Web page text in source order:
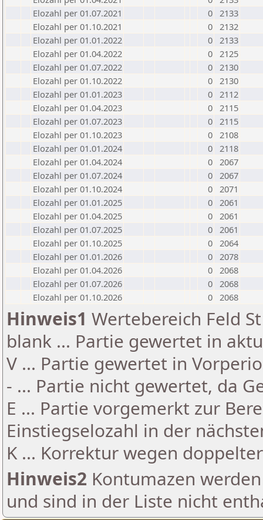
Elozahl per 01.07.2021
0 2133
Elozahl per 01.10.2021
0 2132
Elozahl per 01.01.2022
0 2133
Elozahl per 01.04.2022
0 2125
Elozahl per 01.07.2022
0 2130
Elozahl per 01.10.2022
0 2130
Elozahl per 01.01.2023
0 2112
Elozahl per 01.04.2023
0 2115
Elozahl per 01.07.2023
0 2115
Elozahl per 01.10.2023
0 2108
Elozahl per 01.01.2024
0 2118
Elozahl per 01.04.2024
0 2067
Elozahl per 01.07.2024
0 2067
Elozahl per 01.10.2024
0 2071
Elozahl per 01.01.2025
0 2061
Elozahl per 01.04.2025
0 2061
Elozahl per 01.07.2025
0 2061
Elozahl per 01.10.2025
0 2064
Elozahl per 01.01.2026
0 2078
Elozahl per 01.04.2026
0 2068
Elozahl per 01.07.2026
0 2068
Elozahl per 01.10.2026
0 2068
Hinweis1 Wertebereich Feld
blank ... Partie gewertet in
V ... Partie gewertet in
- ... Partie nicht gewertet, da
E ... Partie vorgemerkt zur
Einstiegselozahl in der
K ... Korrektur wegen
Hinweis2 Kontumazen
und sind in der Liste nicht